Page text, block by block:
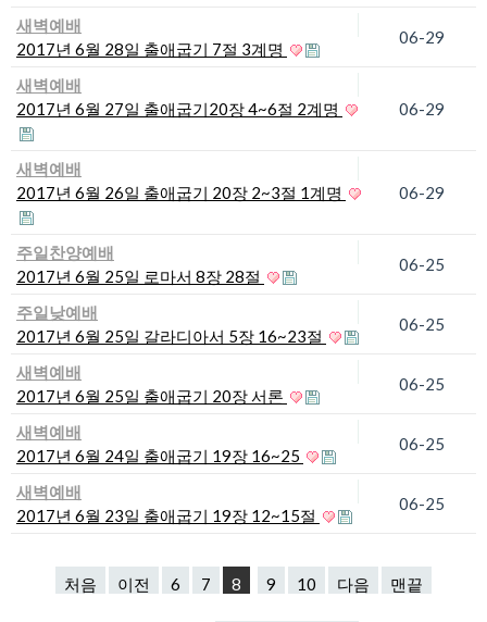
새벽예배
2017년 6월 28일 출애굽기 7절 3계명
06-29
새벽예배
2017년 6월 27일 출애굽기20장 4~6절 2계명
06-29
새벽예배
2017년 6월 26일 출애굽기 20장 2~3절 1계명
06-29
주일찬양예배
2017년 6월 25일 로마서 8장 28절
06-25
주일낮예배
2017년 6월 25일 갈라디아서 5장 16~23절
06-25
새벽예배
2017년 6월 25일 출애굽기 20장 서론
06-25
새벽예배
2017년 6월 24일 출애굽기 19장 16~25
06-25
새벽예배
2017년 6월 23일 출애굽기 19장 12~15절
06-25
처음 이전 6 7 8 9 10 다음 맨끝